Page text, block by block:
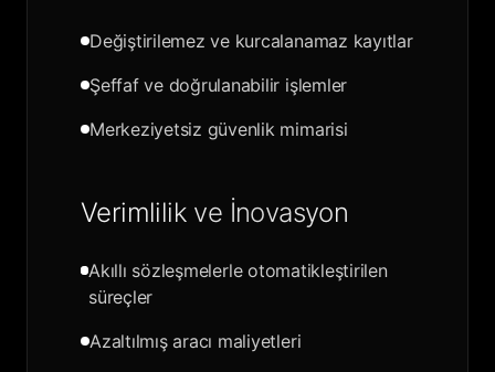
Değiştirilemez ve kurcalanamaz kayıtlar
Şeffaf ve doğrulanabilir işlemler
Merkeziyetsiz güvenlik mimarisi
Verimlilik ve İnovasyon
Akıllı sözleşmelerle otomatikleştirilen
süreçler
Azaltılmış aracı maliyetleri